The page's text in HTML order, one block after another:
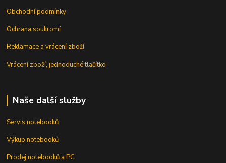
Obchodní podmínky
Ochrana soukromí
Reklamace a vrácení zboží
Vrácení zboží, jednoduché tlačítko
Naše další služby
Servis notebooků
Výkup notebooků
Prodej notebooků a PC